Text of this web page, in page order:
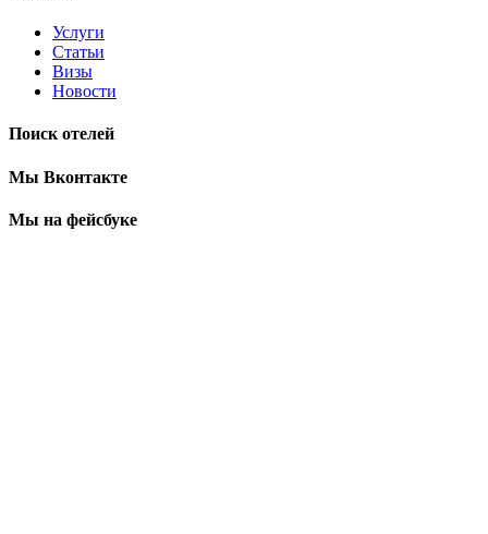
Услуги
Статьи
Визы
Новости
Поиск отелей
Мы Вконтакте
Мы на фейсбуке